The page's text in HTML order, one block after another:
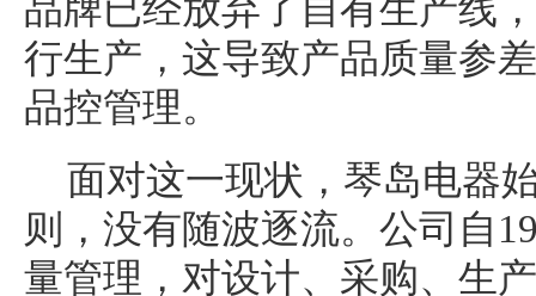
品牌已经放弃了自有生产线
行生产，这导致产品质量参
品控管理。
面对这一现状，琴岛电器
则，没有随波逐流。公司自
量管理，对设计、采购、生